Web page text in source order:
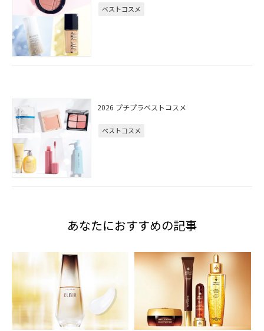
ベストコスメ
2026 プチプラベストコスメ
ベストコスメ
あなたにおすすめの記事